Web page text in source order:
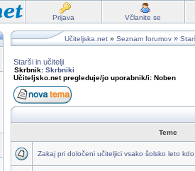
Prijava Včlanite se
Učiteljska.net » Seznam forumov »
Starši in učitelji
Skrbnik: Skrbniki
Učiteljsko.net pregleduje/jo uporabnik/i: Noben
Teme
Zakaj pri določeni učiteljici vsako šolsko leto